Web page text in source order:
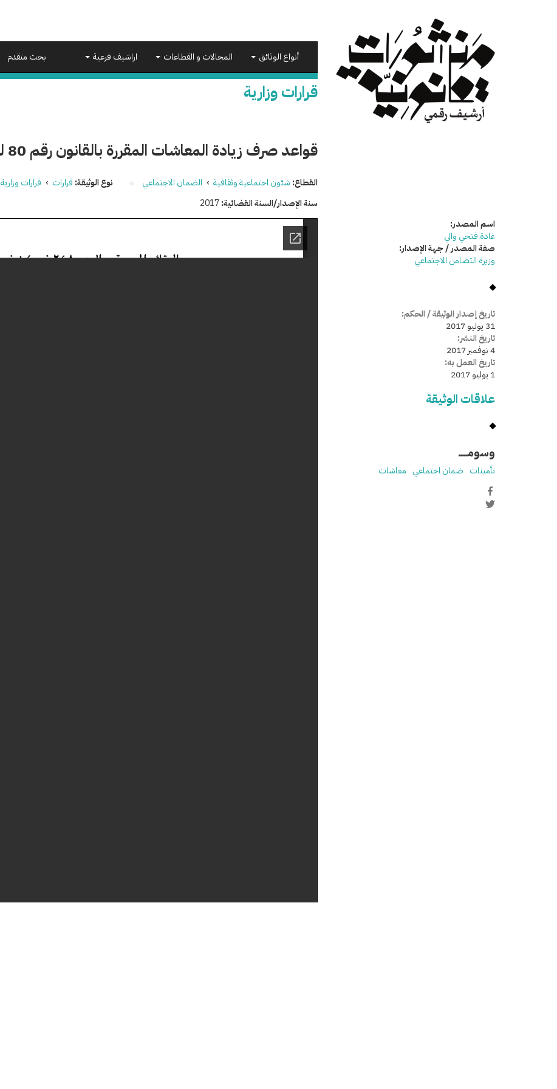
بحث متقدم
أنواع الوثائق المجالات و القطاعات اراشيف فرعية
قرارات وزارية
قواعد صرف زيادة المعاشات المقررة بالقانون رقم 80 لسنة 2017
القطاع: شئون اجتماعية وثقافية › الضمان الاجتماعي نوع الوثيقة: قرارات › قرارات وزارية
سنة الإصدار/السنة القضائية:2017
اسم المصدر:
غادة فتحي والي
صفة المصدر / جهة الإصدار:
وزيرة التضامن الاجتماعي
تاريخ إصدار الوثيقة / الحكم:
31 يوليو 2017
تاريخ النشر:
4 نوفمبر 2017
تاريخ العمل به:
1 يوليو 2017
علاقات الوثيقة
وسومـــــ
تأمينات ضمان اجتماعي معاشات